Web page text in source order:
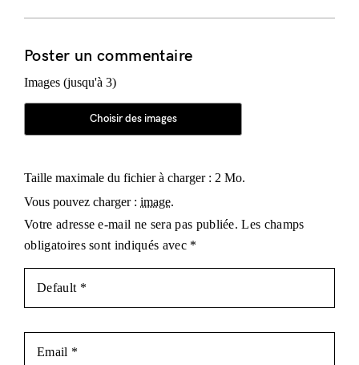
Poster un commentaire
Votre adresse e-mail ne sera pas publiée. Les champs
obligatoires sont indiqués avec *
Images (jusqu'à 3)
Taille maximale du fichier à charger : 2 Mo.
Vous pouvez charger : image.
Alternative: